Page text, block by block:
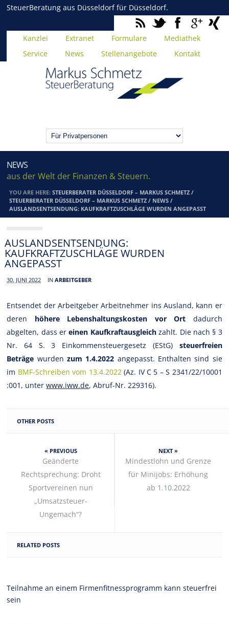
SteuerBeratung aus Düsseldorf für Düsseldorf.
Kanzlei Extranet Formulare
Mediathek
Service
News Stellenangebote Kontakt
NEWS
aus der Welt der Finanzen & Steuern.
YOU ARE HERE:STEUERBERATER DÜSSELDORF – MARKUS SCHMETZ /
STEUERBERATER DÜSSELDORF – MARKUS SCHMETZ / NEWS /
AUSLANDSENTSENDUNG: KAUFKRAFTZUSCHLÄGE WURDEN ANGEPASST
AUSLANDSENTSENDUNG:
KAUFKRAFTZUSCHLÄGE WURDEN
ANGEPASST
30. JUNI 2022 INARBEITGEBER
Entsendet der Arbeitgeber Arbeitnehmer ins Ausland, kann er
deren höhere Lebenshaltungskosten vor Ort dadurch
abgelten, dass ereinen Kaufkraftausgleichzahlt. Die nach § 3
Nr. 64 S. 3 Einkommensteuergesetz (EStG) steuerfreien
Beträge wurdenzum 1.4.2022 angepasst. Enthalten sind sie
im BMF-Schreiben vom 13.4.2022 (Az. IV C 5 – S 2341/22/10001
:001, unterwww.iww.de, Abruf-Nr. 229316).
OTHER POSTS
« PREVIOUS
Geänderte
Rechtsprechung: Droht
Sportvereinen nun
„Umsatzsteuer-
Ungemach“?
NEXT »
Mindestlohn und Grenze
für Minijobs: Erhöhung
ab 1.10.2022
RELATED POSTS
Teilnahme an einem Firmenfitnessprogramm kann steuerfrei
sein